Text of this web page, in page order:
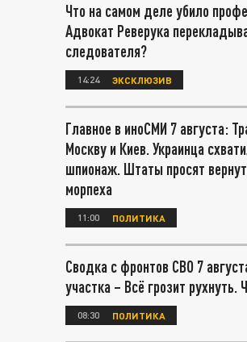
Что на самом деле убило
Адвокат Реверука
следователя?
14:24 ЭКСКЛЮЗИВ
Главное в иноСМИ 7 августа:
Москву и Киев. Украинца
шпионаж. Штаты просят
морпеха
11:00 ПОЛИТИКА
Сводка с фронтов СВО 7
участка – Всё грозит рухнуть.
08:30 ПОЛИТИКА